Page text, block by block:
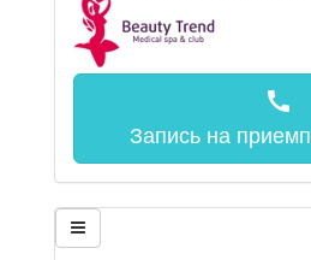
call
Запись на прием